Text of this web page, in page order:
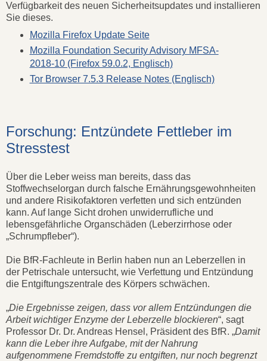
Verfügbarkeit des neuen Sicherheitsupdates und installieren
Sie dieses.
Mozilla Firefox Update Seite
Mozilla Foundation Security Advisory MFSA-
2018-10 (Firefox 59.0.2, Englisch)
Tor Browser 7.5.3 Release Notes (Englisch)
Forschung: Entzündete Fettleber im
Stresstest
Über die Leber weiss man bereits, dass das
Stoffwechselorgan durch falsche Ernährungsgewohnheiten
und andere Risikofaktoren verfetten und sich entzünden
kann. Auf lange Sicht drohen unwiderrufliche und
lebensgefährliche Organschäden (Leberzirrhose oder
„Schrumpfleber“).
Die BfR-Fachleute in Berlin haben nun an Leberzellen in
der Petrischale untersucht, wie Verfettung und Entzündung
die Entgiftungszentrale des Körpers schwächen.
„Die Ergebnisse zeigen, dass vor allem Entzündungen die
Arbeit wichtiger Enzyme der Leberzelle blockieren“, sagt
Professor Dr. Dr. Andreas Hensel, Präsident des BfR. „Damit
kann die Leber ihre Aufgabe, mit der Nahrung
aufgenommene Fremdstoffe zu entgiften, nur noch begrenzt